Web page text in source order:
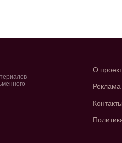
О
Реклама
Контакты